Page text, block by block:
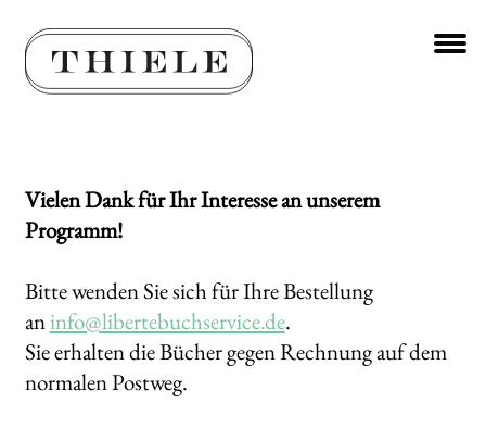
Zur
Navigation
springen
Zum
Inhalt
springen
BÜCHER
VERLAG
HANDEL
LIZENZEN | FOREIGN RIGHTS
Vielen Dank für Ihr Interesse an unserem
Programm!
Bitte wenden Sie sich für Ihre Bestellung
aninfo@libertebuchservice.de.
Sie erhalten die Bücher gegen Rechnung auf dem
normalen Postweg.